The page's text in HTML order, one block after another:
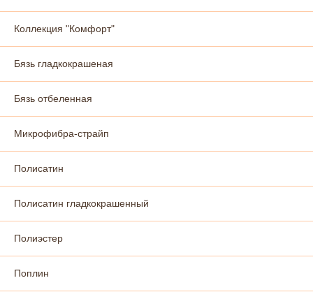
Коллекция "Комфорт"
Бязь гладкокрашеная
Бязь отбеленная
Микрофибра-страйп
Полисатин
Полисатин гладкокрашенный
Полиэстер
Поплин